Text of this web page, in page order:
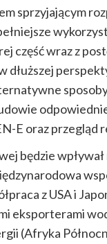
sprzyjającym
część wraz z
dłuższej
E oraz przegląd
będzie
z USA i
eksporterami
(Afryka